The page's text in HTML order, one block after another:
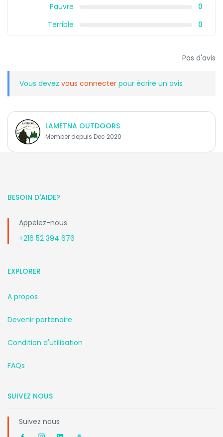
Pauvre
0
Terrible
0
Pas d'avis
Vous devez vous connecter pour écrire un avis
LAMETNA OUTDOORS
Member depuis Dec 2020
BESOIN D'AIDE?
Appelez-nous
+216 52 394 676
EXPLORER
A propos
Devenir partenaire
Condition d'utilisation
FAQs
SUIVEZ NOUS
Suivez nous